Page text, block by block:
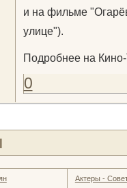
и на фильме
улице").
Подробнее на
0
Актеры -